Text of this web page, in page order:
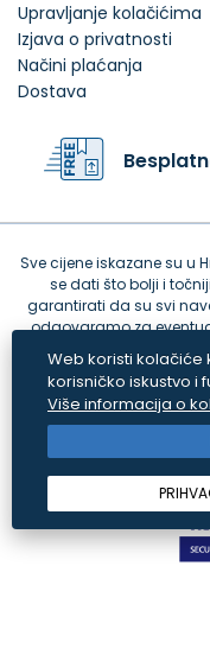
Upravljanje kolačićima
Izjava o privatnosti
Načini plaćanja
Dostava
Sve cijene iskazane su u
se dati što bolji i
garantirati da su svi
odgovaramo za
greške
Web koristi kolačiće
korisničko iskustvo i
Više informacija o